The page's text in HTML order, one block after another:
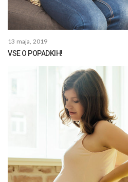
13 maja, 2019
VSE O POPADKIH!